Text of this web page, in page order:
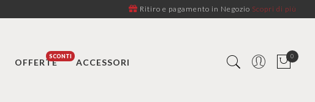
Ritiro e pagamento in Negozio Scopri di più
OFFERTE ACCESSORI
0